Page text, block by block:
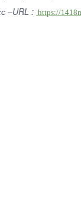
–URL : https://